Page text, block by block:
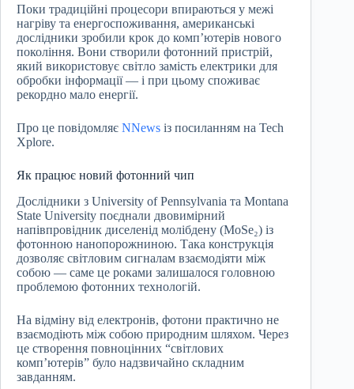
Поки традиційні процесори впираються у межі
нагріву та енергоспоживання, американські
дослідники зробили крок до комп’ютерів нового
покоління. Вони створили фотонний пристрій,
який використовує світло замість електрики для
обробки інформації — і при цьому споживає
рекордно мало енергії.
Про це повідомляє NNews із посиланням на Tech
Xplore.
Як працює новий фотонний чип
Дослідники з University of Pennsylvania та Montana
State University поєднали двовимірний
напівпровідник диселенід молібдену (MoSe₂) із
фотонною нанопорожниною. Така конструкція
дозволяє світловим сигналам взаємодіяти між
собою — саме це роками залишалося головною
проблемою фотонних технологій.
На відміну від електронів, фотони практично не
взаємодіють між собою природним шляхом. Через
це створення повноцінних “світлових
комп’ютерів” було надзвичайно складним
завданням.